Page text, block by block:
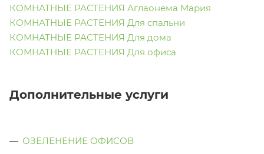
КОМНАТНЫЕ РАСТЕНИЯ Аглаонема Мария
КОМНАТНЫЕ РАСТЕНИЯ Для спальни
КОМНАТНЫЕ РАСТЕНИЯ Для дома
КОМНАТНЫЕ РАСТЕНИЯ Для офиса
Дополнительные услуги
ОЗЕЛЕНЕНИЕ ОФИСОВ